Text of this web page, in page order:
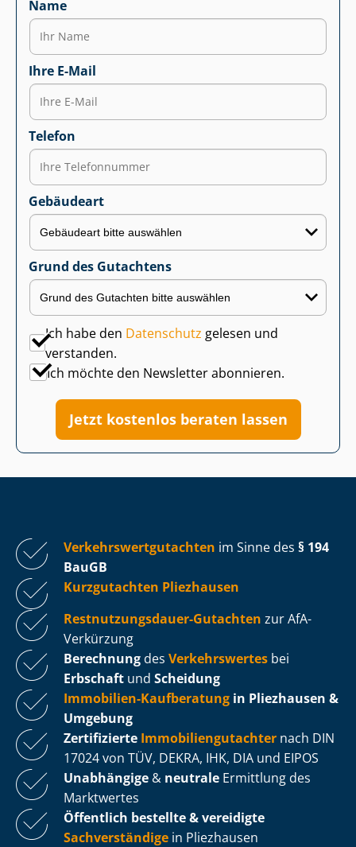
Name
Ihre E-Mail
Telefon
Gebäudeart
Grund des Gutachtens
Ich habe den Datenschutz gelesen und
verstanden.
Ich möchte den Newsletter abonnieren.
Jetzt kostenlos beraten lassen
Ver­kehrs­wert­gut­ach­ten im Sinne des § 194
BauGB
Kurzgutachten Pliezhausen
Rest­nut­zungs­dau­er-Gutachten zur AfA-
Verkürzung
Berechnung des Verkehrswertes bei
Erbschaft und Scheidung
Immobilien-Kaufberatung in Pliezhausen &
Umgebung
Zertifizierte Im­mo­bi­li­en­gut­ach­ter nach DIN
17024 von TÜV, DEKRA, IHK, DIA und EIPOS
Unabhängige & neutrale Ermittlung des
Marktwertes
Öffentlich bestellte & vereidigte
Sachverständige in Pliezhausen